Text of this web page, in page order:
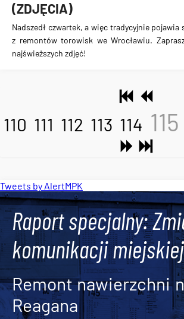
(ZDJĘCIA)
Nadszedł czwartek, a więc tradycyjnie
z remontów torowisk we Wrocławiu.
najświeższych zdjęć!
110 111 112 113 114 115
Tweets by AlertMPK
Raport specjalny:
komunikacji miejskiej
Remont nawierzchni
Reagana